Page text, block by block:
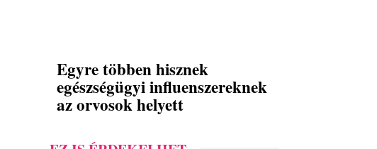
Egyre többen hisznek
egészségügyi influenszereknek
az orvosok helyett